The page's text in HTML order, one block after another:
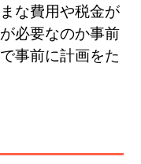
な費用や税金が
必要なのか事前
事前に計画をた